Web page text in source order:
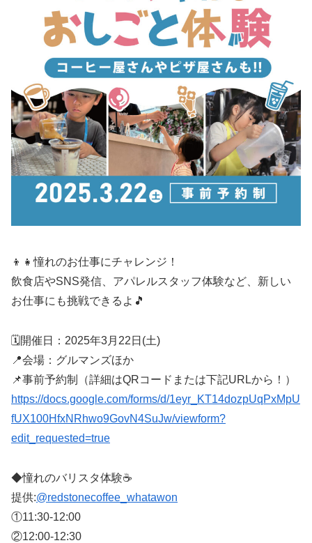
👦👧憧れのお仕事にチャレンジ！
飲食店やSNS発信、アパレルスタッフ体験など、新しい
お仕事にも挑戦できるよ🎵
🗓開催日：2025年3月22日(土)
📍会場：グルマンズほか
📌事前予約制（詳細はQRコードまたは下記URLから！）
https://docs.google.com/forms/d/1eyr_KT14dozpUqPxMpU
fUX100HfxNRhwo9GovN4SuJw/viewform?
edit_requested=true
◆憧れのバリスタ体験☕️
提供:@redstonecoffee_whatawon
①11:30-12:00
②12:00-12:30